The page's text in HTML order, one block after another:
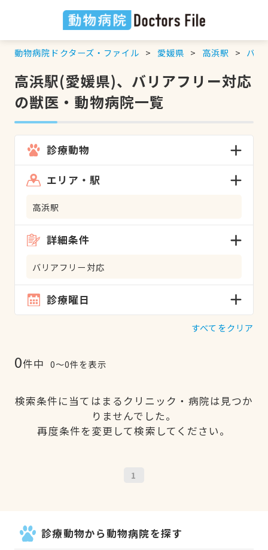
動物病院ドクターズ・ファイル 愛媛県 高浜駅 バリ
高浜駅(愛媛県)、バリアフリー対応
の獣医・動物病院一覧
診療動物
エリア・駅
高浜駅
詳細条件
バリアフリー対応
診療曜日
すべてをクリア
0件中 0〜0件を表示
検索条件に当てはまるクリニック・病院は見つか
りませんでした。
再度条件を変更して検索してください。
1
診療動物から動物病院を探す